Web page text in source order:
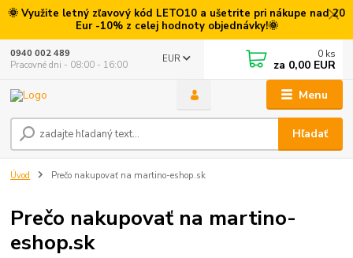
🌞 Využite letný zľavový kód LETO10 a ušetrite pri nákupe nad 20
Eur -10% z celej hodnoty objednávky!🌞
Menu
EUR
Hľadať
0940 002 489
Pracovné dni - 08:00 - 16:00
0 ks
za 0,00 EUR
Úvod Prečo nakupovať na martino-eshop.sk
Prečo nakupovať na martino-
eshop.sk